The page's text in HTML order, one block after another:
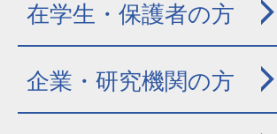
在学生・保護者の方
企業・研究機関の方